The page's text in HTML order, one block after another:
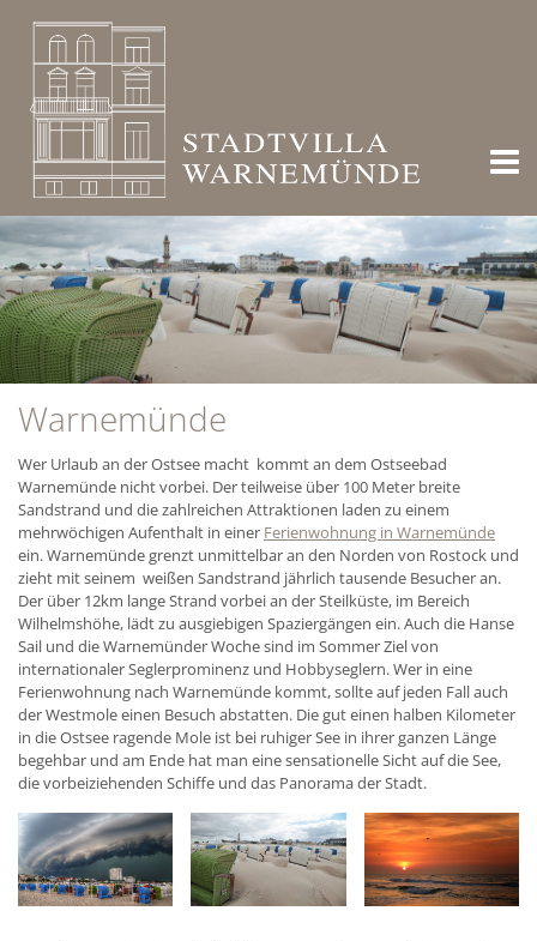
Warnemünde
Wer Urlaub an der Ostsee macht kommt an dem Ostseebad
Warnemünde nicht vorbei. Der teilweise über 100 Meter breite
Sandstrand und die zahlreichen Attraktionen laden zu einem
mehrwöchigen Aufenthalt in einer Ferienwohnung in Warnemünde
ein. Warnemünde grenzt unmittelbar an den Norden von Rostock und
zieht mit seinem weißen Sandstrand jährlich tausende Besucher an.
Der über 12km lange Strand vorbei an der Steilküste, im Bereich
Wilhelmshöhe, lädt zu ausgiebigen Spaziergängen ein. Auch die Hanse
Sail und die Warnemünder Woche sind im Sommer Ziel von
internationaler Seglerprominenz und Hobbyseglern. Wer in eine
Ferienwohnung nach Warnemünde kommt, sollte auf jeden Fall auch
der Westmole einen Besuch abstatten. Die gut einen halben Kilometer
in die Ostsee ragende Mole ist bei ruhiger See in ihrer ganzen Länge
begehbar und am Ende hat man eine sensationelle Sicht auf die See,
die vorbeiziehenden Schiffe und das Panorama der Stadt.